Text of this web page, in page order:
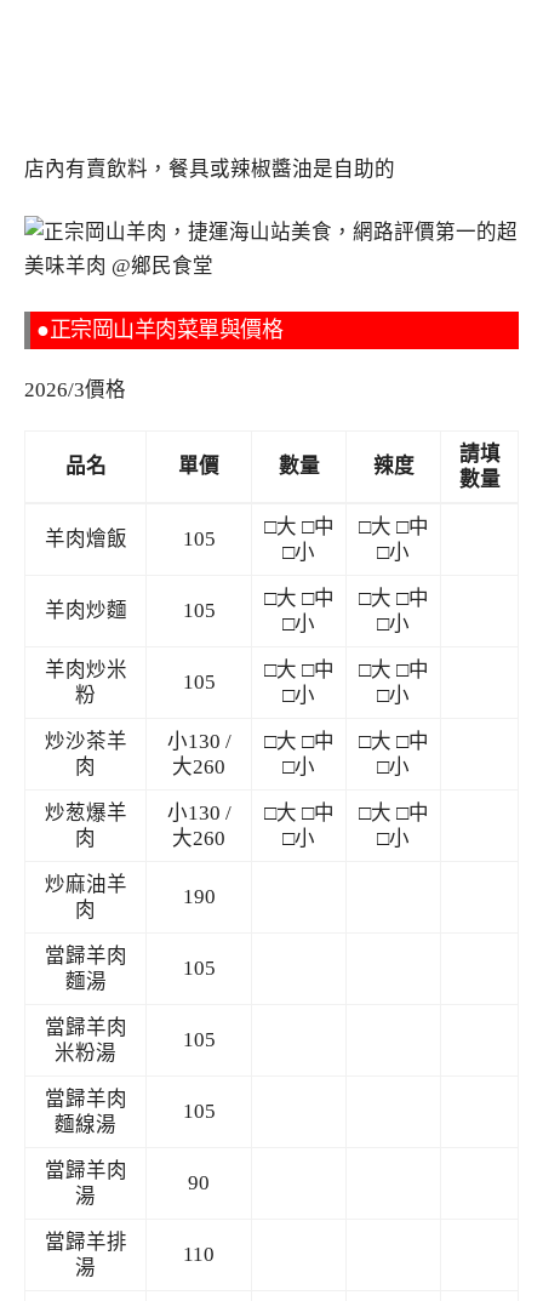
店內有賣飲料，餐具或辣椒醬油是自助的
●正宗岡山羊肉菜單與價格
2026/3價格
品名 單價 數量 辣度
請填
數量
羊肉燴飯 105
□大 □中
□小
□大 □中
□小
羊肉炒麵 105
□大 □中
□小
□大 □中
□小
羊肉炒米
粉
105
□大 □中
□小
□大 □中
□小
炒沙茶羊
肉
小130 /
大260
□大 □中
□小
□大 □中
□小
炒葱爆羊
肉
小130 /
大260
□大 □中
□小
□大 □中
□小
炒麻油羊
肉
190
當歸羊肉
麵湯
105
當歸羊肉
米粉湯
105
當歸羊肉
麵線湯
105
當歸羊肉
湯
90
當歸羊排
湯
110